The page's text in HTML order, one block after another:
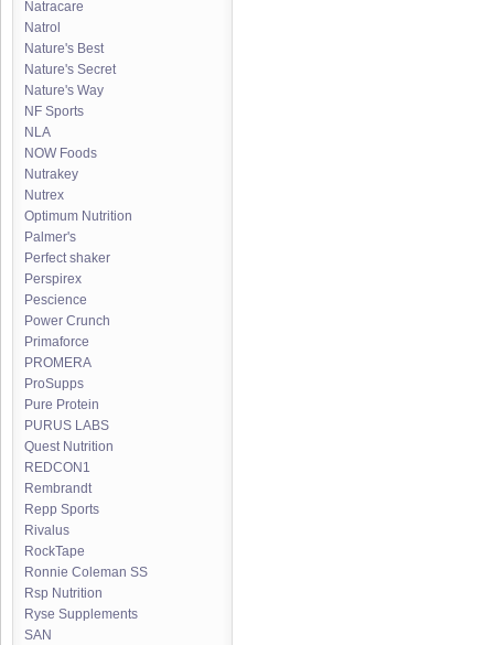
Natracare
Natrol
Nature's Best
Nature's Secret
Nature's Way
NF Sports
NLA
NOW Foods
Nutrakey
Nutrex
Optimum Nutrition
Palmer's
Perfect shaker
Perspirex
Pescience
Power Crunch
Primaforce
PROMERA
ProSupps
Pure Protein
PURUS LABS
Quest Nutrition
REDCON1
Rembrandt
Repp Sports
Rivalus
RockTape
Ronnie Coleman SS
Rsp Nutrition
Ryse Supplements
SAN